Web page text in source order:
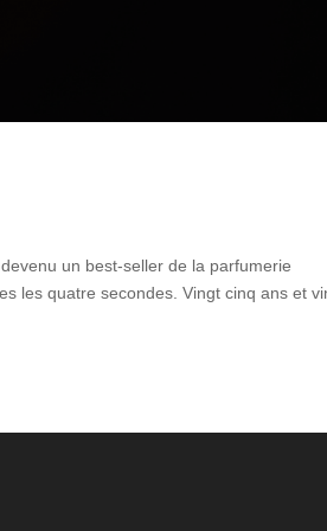
un best-seller de la parfumerie
les quatre secondes. Vingt cinq ans et